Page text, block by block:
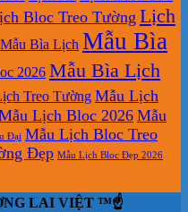
Bloc Treo Tường Lịch
Mẫu Bìa Lịch Mẫu Bìa
2026 Mẫu Bìa Lịch
Treo Tường Mẫu Lịch
Lịch Bloc 2026 Mẫu
Đại Mẫu Lịch Bloc Treo
Đẹp Mẫu Lịch Bloc Đẹp 2026
LAI VIỆT ™☝️